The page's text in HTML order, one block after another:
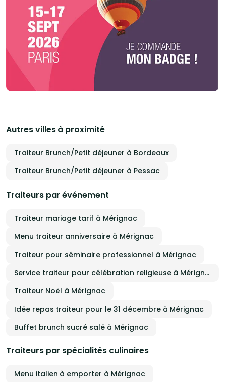
Autres villes à proximité
Traiteur Brunch/Petit déjeuner à Bordeaux
Traiteur Brunch/Petit déjeuner à Pessac
Traiteurs par événement
Traiteur mariage tarif à Mérignac
Menu traiteur anniversaire à Mérignac
Traiteur pour séminaire professionnel à Mérignac
Service traiteur pour célébration religieuse à Mérignac
Traiteur Noël à Mérignac
Idée repas traiteur pour le 31 décembre à Mérignac
Buffet brunch sucré salé à Mérignac
Traiteurs par spécialités culinaires
Menu italien à emporter à Mérignac